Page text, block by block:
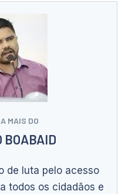
MAIS DO
BOABAID
de luta pelo acesso
todos os cidadãos e